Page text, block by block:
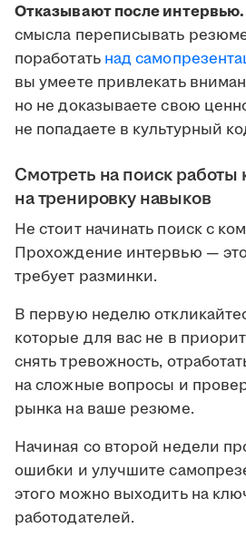
Отказывают после интервью.
смысла переписывать
поработать над
вы умеете привлекать
но не доказываете свою
не попадаете в культурный
Смотреть на поиск работы
на тренировку навыков
Не стоит начинать поиск с
Прохождение интервью —
требует разминки.
В первую неделю
которые для вас не в
снять тревожность,
на сложные вопросы и
рынка на ваше резюме.
Начиная со второй недели
ошибки и улучшите
этого можно выходить на
работодателей.